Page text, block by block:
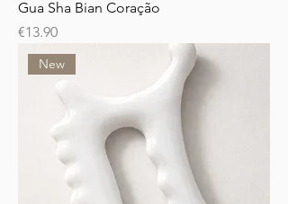
Gua Sha Bian Coração
Price
€13.90
New